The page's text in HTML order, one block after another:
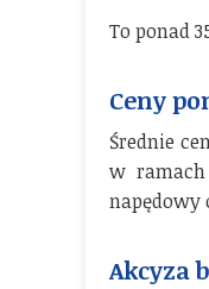
To ponad
Ceny
Średnie
w
napędowy
Akcyza